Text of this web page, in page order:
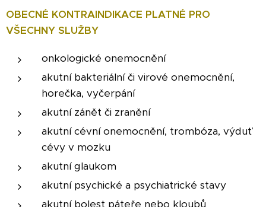
OBECNÉ KONTRAINDIKACE PLATNÉ PRO
VŠECHNY SLUŽBY
onkologické onemocnění
akutní bakteriální či virové onemocnění,
horečka, vyčerpání
akutní zánět či zranění
akutní cévní onemocnění, trombóza, výduť
cévy v mozku
akutní glaukom
akutní psychické a psychiatrické stavy
akutní bolest páteře nebo kloubů